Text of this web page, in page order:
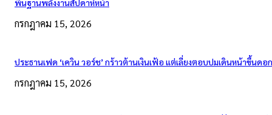
พื้นฐานพลังงานสัปดาห์หน้า
กรกฎาคม 15, 2026
ประธานเฟด ‘เควิน วอร์ช’ กร้าวต้านเงินเฟ้อ แต่เลี่ยงตอบปมเดินหน้าขึ้นดอ
กรกฎาคม 15, 2026